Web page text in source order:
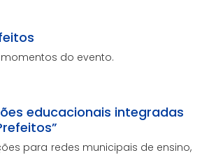
da Marcha dos Prefeito
do evento.
educacionais integradas
para redes municipais de ensino,